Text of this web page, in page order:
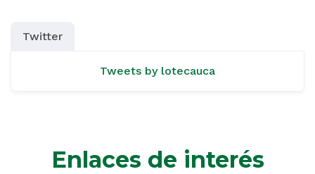
Twitter
Tweets by lotecauca
Enlaces de interés